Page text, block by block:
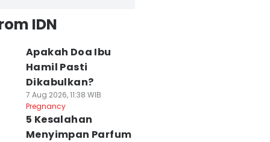
IDN
Apakah Doa Ibu
Hamil Pasti
Dikabulkan?
7 Aug 2026, 11:38 WIB
Pregnancy
5 Kesalahan
Menyimpan Parfum